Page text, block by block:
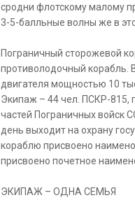
сродни флотскому малому
3-5-балльные волны же в
Пограничный сторожевой
противолодочный корабль.
двигателя мощностью 10
Экипаж – 44 чел. ПСКР-815,
частей Пограничных войск
день выходит на охрану
кораблю присвоено
присвоено почетное
ЭКИПАЖ – ОДНА СЕМЬЯ